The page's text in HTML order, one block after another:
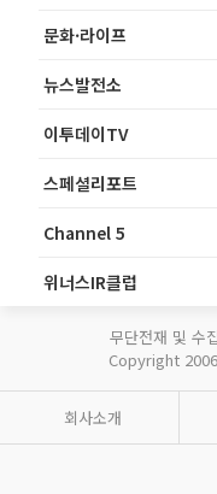
문화·라이프
뉴스발전소
이투데이TV
스페셜리포트
Channel 5
위너스IR클럽
무단전재 및 수
Copyright
회사소개